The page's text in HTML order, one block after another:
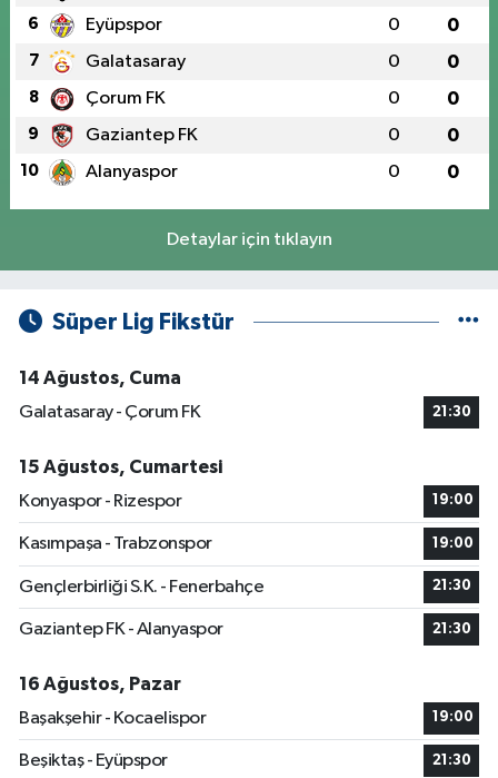
6 Eyüpspor 0 0
7 Galatasaray 0 0
8 Çorum FK 0 0
9 Gaziantep FK 0 0
10 Alanyaspor 0 0
Detaylar için tıklayın
Süper Lig Fikstür
14 Ağustos, Cuma
Galatasaray - Çorum FK
21:30
15 Ağustos, Cumartesi
Konyaspor - Rizespor
19:00
Kasımpaşa - Trabzonspor 19:00
Gençlerbirliği S.K. - Fenerbahçe 21:30
Gaziantep FK - Alanyaspor 21:30
16 Ağustos, Pazar
Başakşehir - Kocaelispor
19:00
Beşiktaş - Eyüpspor 21:30